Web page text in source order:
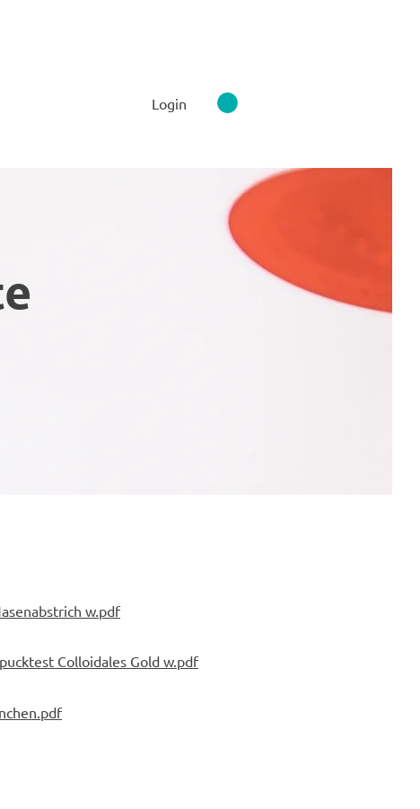
Login
w.pdf
Colloidales Gold w.pdf